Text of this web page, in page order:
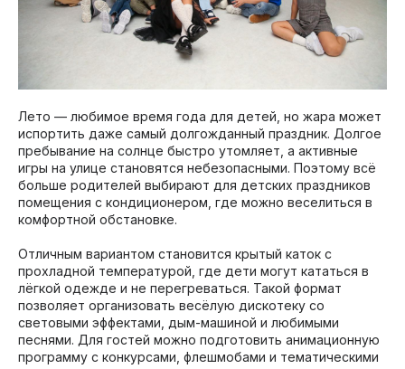
Лето — любимое время года для детей, но жара может
испортить даже самый долгожданный праздник. Долгое
пребывание на солнце быстро утомляет, а активные
игры на улице становятся небезопасными. Поэтому всё
больше родителей выбирают для детских праздников
помещения с кондиционером, где можно веселиться в
комфортной обстановке.
Отличным вариантом становится крытый каток с
прохладной температурой, где дети могут кататься в
лёгкой одежде и не перегреваться. Такой формат
позволяет организовать весёлую дискотеку со
световыми эффектами, дым-машиной и любимыми
песнями. Для гостей можно подготовить анимационную
программу с конкурсами, флешмобами и тематическими